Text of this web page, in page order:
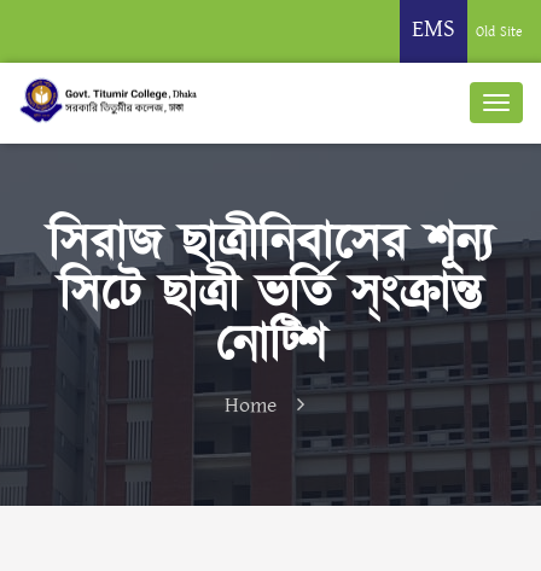
EMS Old Site
সিরাজ ছাত্রীনিবাসের শূন্য
সিটে ছাত্রী ভর্তি স্ংক্রান্ত
নোট্শি
Home